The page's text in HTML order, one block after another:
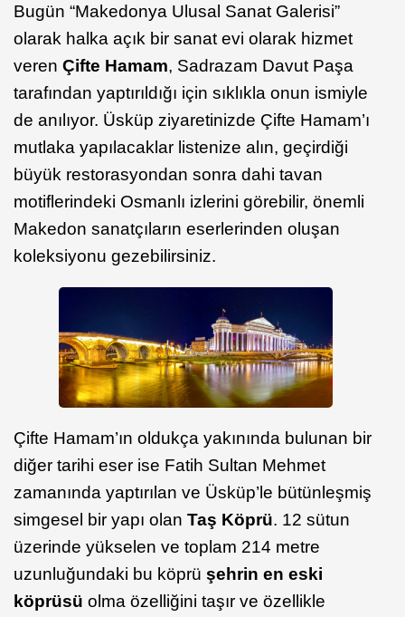
Bugün “Makedonya Ulusal Sanat Galerisi”
olarak halka açık bir sanat evi olarak hizmet
veren Çifte Hamam, Sadrazam Davut Paşa
tarafından yaptırıldığı için sıklıkla onun ismiyle
de anılıyor. Üsküp ziyaretinizde Çifte Hamam’ı
mutlaka yapılacaklar listenize alın, geçirdiği
büyük restorasyondan sonra dahi tavan
motiflerindeki Osmanlı izlerini görebilir, önemli
Makedon sanatçıların eserlerinden oluşan
koleksiyonu gezebilirsiniz.
Çifte Hamam’ın oldukça yakınında bulunan bir
diğer tarihi eser ise Fatih Sultan Mehmet
zamanında yaptırılan ve Üsküp’le bütünleşmiş
simgesel bir yapı olan Taş Köprü. 12 sütun
üzerinde yükselen ve toplam 214 metre
uzunluğundaki bu köprü şehrin en eski
köprüsü olma özelliğini taşır ve özellikle